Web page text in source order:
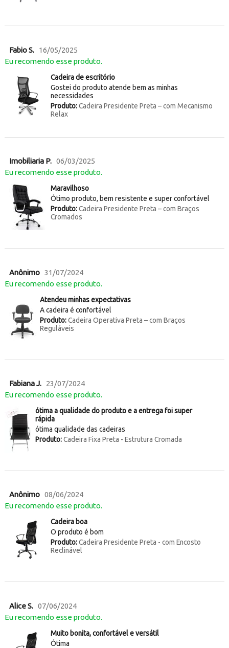
Fabio S. 16/05/2025
Eu recomendo esse produto.
Cadeira de escritório
Gostei do produto atende bem as minhas
necessidades
Produto:Cadeira Presidente Preta – com Mecanismo
Relax
Imobiliaria P. 06/03/2025
Eu recomendo esse produto.
Maravilhoso
Ótimo produto, bem resistente e super confortável
Produto:Cadeira Presidente Preta – com Braços
Cromados
Anônimo 31/07/2024
Eu recomendo esse produto.
Atendeu minhas expectativas
A cadeira é confortável
Produto:Cadeira Operativa Preta – com Braços
Reguláveis
Fabiana J. 23/07/2024
Eu recomendo esse produto.
ótima a qualidade do produto e a entrega foi super
rápida
ótima qualidade das cadeiras
Produto:Cadeira Fixa Preta - Estrutura Cromada
Anônimo 08/06/2024
Eu recomendo esse produto.
Cadeira boa
O produto é bom
Produto:Cadeira Presidente Preta - com Encosto
Reclinável
Alice S. 07/06/2024
Eu recomendo esse produto.
Muito bonita, confortável e versátil
Ótima